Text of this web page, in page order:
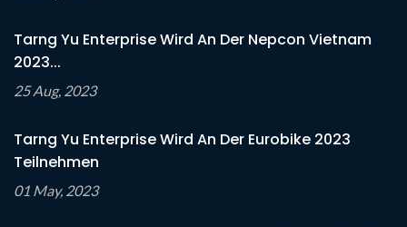
Tarng Yu Enterprise Wird An Der Nepcon Vietnam
2023...
25 Aug, 2023
Tarng Yu Enterprise Wird An Der Eurobike 2023
Teilnehmen
01 May, 2023